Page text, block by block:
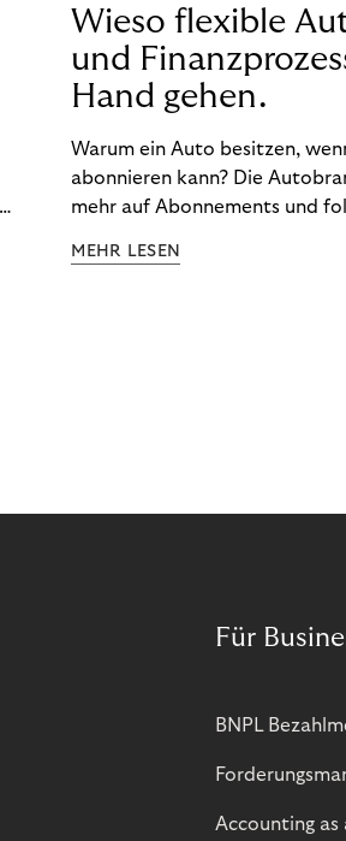
Wieso flexible
und
Hand gehen.
Warum ein Auto besitzen,
abonnieren kann? Die
mehr auf Abonnements und
MEHR LESEN
Für
BNPL
Accounting as